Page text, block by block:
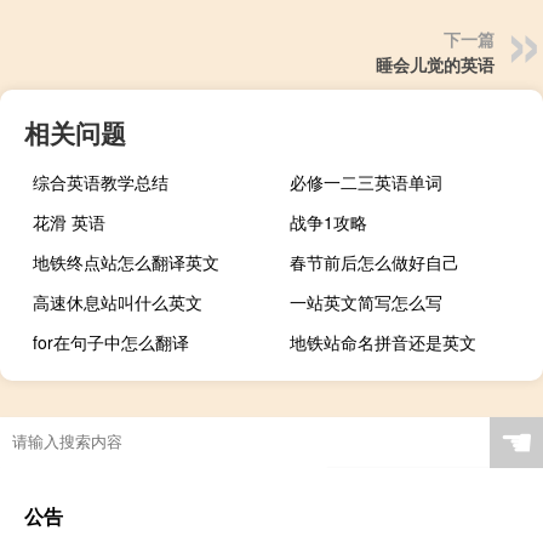
下一篇
睡会儿觉的英语
相关问题
综合英语教学总结
必修一二三英语单词
花滑 英语
战争1攻略
地铁终点站怎么翻译英文
春节前后怎么做好自己
高速休息站叫什么英文
一站英文简写怎么写
for在句子中怎么翻译
地铁站命名拼音还是英文
☚
公告